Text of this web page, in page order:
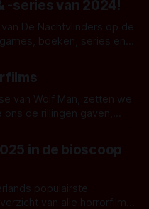
-series van 2024!
De Nachtvlinders op de
boeken, series en
van de Schrikbeelden
van Wolf Man, zetten we
de rillingen gaven,
in de bioscoop
populairste
van alle horrorfilms